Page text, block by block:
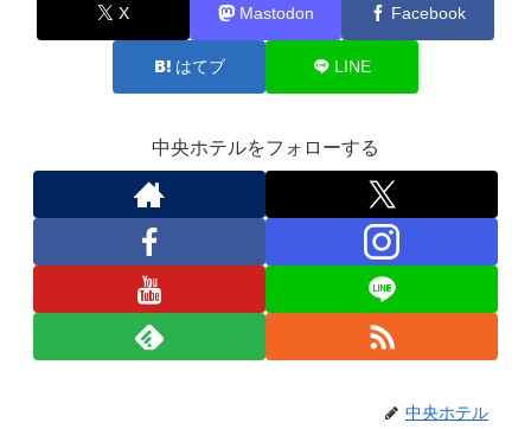
X Mastodon Facebook
はてブ LINE
中央ホテルをフォローする
中央ホテル